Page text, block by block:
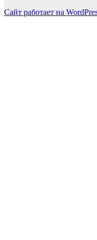
Сайт работает на